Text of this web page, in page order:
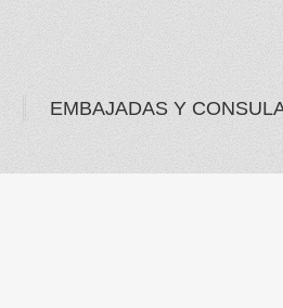
EMBAJADAS Y